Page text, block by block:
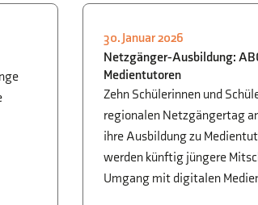
SCHÜLER FÜR
SCHÜLERFSCHÜLER,
30. Januar 2026
Netzgänger-Ausbildung:
Medientutoren
Zehn Schülerinnen und
regionalen Netzgängertag
ihre Ausbildung zu
werden künftig jüngere
Umgang mit digitalen